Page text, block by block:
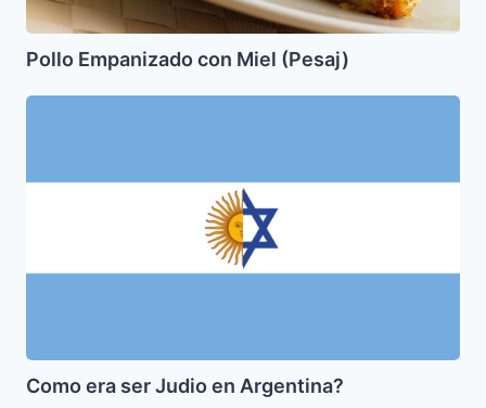
Pollo Empanizado con Miel (Pesaj)
Como
Judio
Como era ser Judio en Argentina?